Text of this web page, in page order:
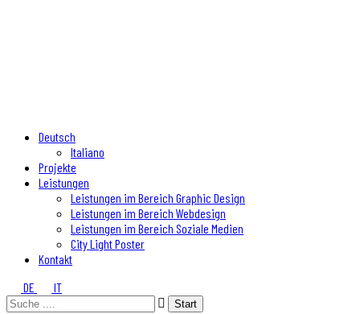
Deutsch
Italiano
Projekte
Leistungen
Leistungen im Bereich Graphic Design
Leistungen im Bereich Webdesign
Leistungen im Bereich Soziale Medien
City Light Poster
Kontakt
DE
IT